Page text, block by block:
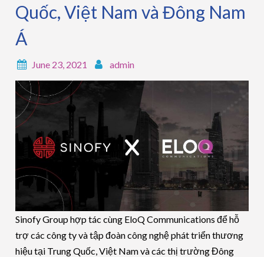
Quốc, Việt Nam và Đông Nam
Á
June 23, 2021 admin
Sinofy Group hợp tác cùng EloQ Communications để hỗ
trợ các công ty và tập đoàn công nghệ phát triển thương
hiệu tại Trung Quốc, Việt Nam và các thị trường Đông